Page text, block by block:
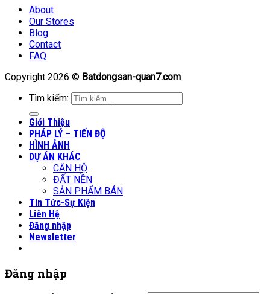
About
Our Stores
Blog
Contact
FAQ
Copyright 2026 © Batdongsan-quan7.com
Tìm kiếm:
Giới Thiệu
PHÁP LÝ – TIẾN ĐỘ
HÌNH ẢNH
DỰ ÁN KHÁC
CĂN HỘ
ĐẤT NỀN
SẢN PHẨM BÁN
Tin Tức-Sự Kiện
Liên Hệ
Đăng nhập
Newsletter
Đăng nhập